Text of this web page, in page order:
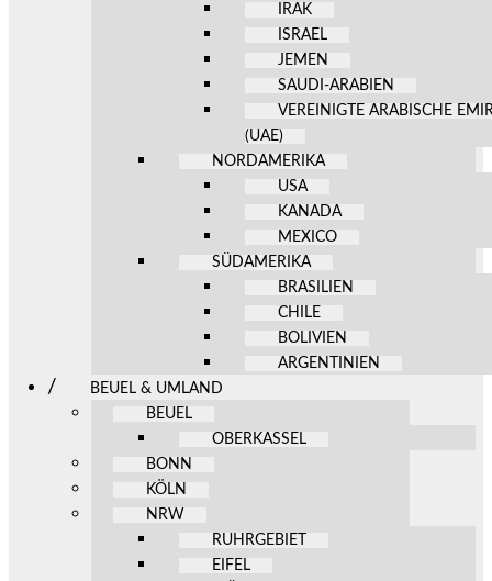
IRAK
ISRAEL
JEMEN
SAUDI-ARABIEN
VEREINIGTE ARABISCHE
(UAE)
NORDAMERIKA
USA
KANADA
MEXICO
SÜDAMERIKA
BRASILIEN
CHILE
BOLIVIEN
ARGENTINIEN
BEUEL & UMLAND
BEUEL
OBERKASSEL
BONN
KÖLN
NRW
RUHRGEBIET
EIFEL